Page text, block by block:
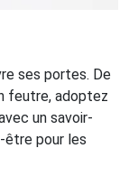
ses portes. De
feutre, adoptez
un savoir-
être pour les